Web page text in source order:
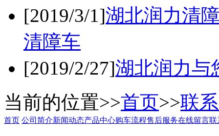
[2019/3/1]湖北润力清
清障车
[2019/2/27]湖北润力与
当前的位置>>首页>>联
首页 公司简介新闻动态产品中心购车流程售后服务在线留言联